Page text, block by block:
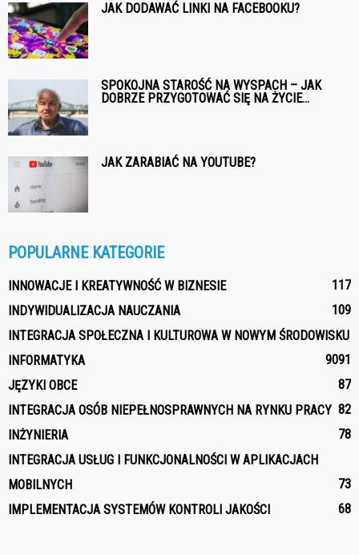
JAK DODAWAĆ LINKI NA FACEBOOKU?
SPOKOJNA STAROŚĆ NA WYSPACH – JAK
DOBRZE PRZYGOTOWAĆ SIĘ NA ŻYCIE...
JAK ZARABIAĆ NA YOUTUBE?
POPULARNE KATEGORIE
INNOWACJE I KREATYWNOŚĆ W BIZNESIE
117
INDYWIDUALIZACJA NAUCZANIA
109
INTEGRACJA SPOŁECZNA I KULTUROWA W NOWYM ŚRODOWISKU
91
INFORMATYKA
90
JĘZYKI OBCE
87
INTEGRACJA OSÓB NIEPEŁNOSPRAWNYCH NA RYNKU PRACY 82
INŻYNIERIA
78
INTEGRACJA USŁUG I FUNKCJONALNOŚCI W APLIKACJACH
MOBILNYCH
73
IMPLEMENTACJA SYSTEMÓW KONTROLI JAKOŚCI
68